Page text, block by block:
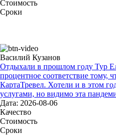
Стоимость
Сроки
Василий Кузанов
Отдыхали в прошлом году Тур
процентное соответствие тому,
КартаТревел. Хотели и в этом
услугами, но видимо эта
Дата: 2026-08-06
Качество
Стоимость
Сроки